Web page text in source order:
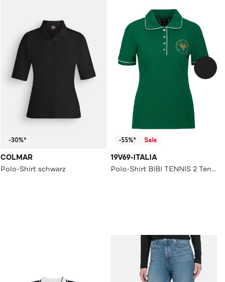
-30%*
COLMAR
Polo-Shirt schwarz
-55%* Sale
19V69-ITALIA
Polo-Shirt BIBI TENNIS 2 Tennis Green